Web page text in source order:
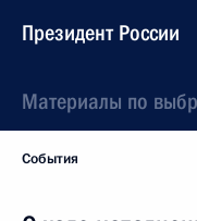
Президент России
Материалы по
События